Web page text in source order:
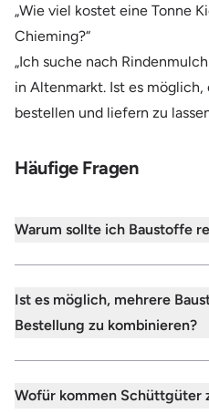
„Wie viel kostet eine Tonne
Chieming?“
„Ich suche nach
in Altenmarkt. Ist es
bestellen und liefern zu
Häufige Fragen
Warum sollte ich Baustoffe
Ist es möglich, mehrere
Bestellung zu kombinieren?
Wofür kommen Schüttgüter